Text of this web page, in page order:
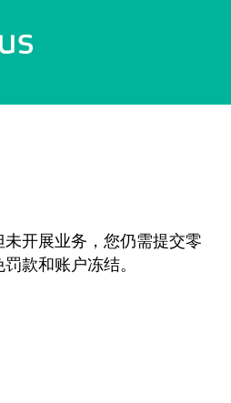
开展业务，您仍需提交零
款和账户冻结。